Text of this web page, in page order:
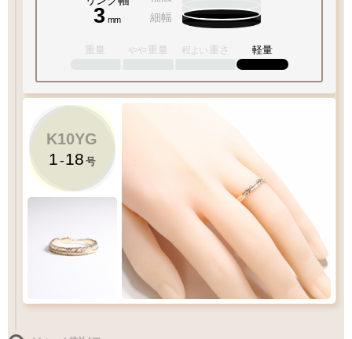
3 mm
細幅
重量 やや 重量 程よい 重さ 軽量
K10YG
1-18 号